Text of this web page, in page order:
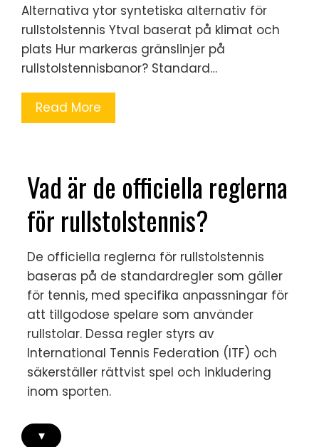
Alternativa ytor syntetiska alternativ för
rullstolstennis Ytval baserat på klimat och
plats Hur markeras gränslinjer på
rullstolstennisbanor? Standard…
Read More
Vad är de officiella reglerna
för rullstolstennis?
De officiella reglerna för rullstolstennis
baseras på de standardregler som gäller
för tennis, med specifika anpassningar för
att tillgodose spelare som använder
rullstolar. Dessa regler styrs av
International Tennis Federation (ITF) och
säkerställer rättvist spel och inkludering
inom sporten.
▾